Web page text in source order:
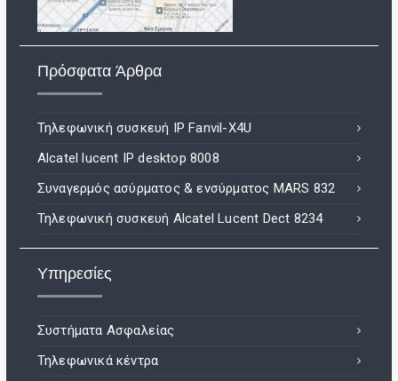
Πρόσφατα Άρθρα
Τηλεφωνική συσκευή IP Fanvil-X4U
Alcatel lucent IP desktop 8008
Συναγερμός ασύρματος & ενσύρματος MARS 832
Τηλεφωνική συσκευή Alcatel Lucent Dect 8234
Υπηρεσίες
Συστήματα Ασφαλείας
Τηλεφωνικά κέντρα